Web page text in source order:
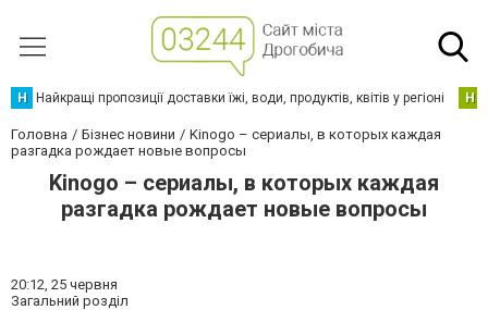
Н Найкращі пропозиції доставки їжі, води, продуктів, квітів у регіоні Н
Головна Бізнес новини
Kinogo – сериалы, в которых каждая
разгадка рождает новые вопросы
Kinogo – сериалы, в которых каждая
разгадка рождает новые вопросы
20:12, 25 червня
Загальний розділ